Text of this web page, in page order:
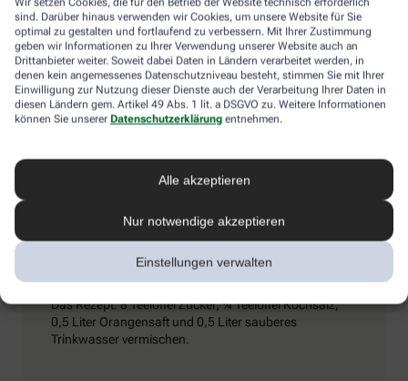
sind. Darüber hinaus verwenden wir Cookies, um unsere Website für Sie
optimal zu gestalten und fortlaufend zu verbessern. Mit Ihrer Zustimmung
geben wir Informationen zu Ihrer Verwendung unserer Website auch an
Drittanbieter weiter. Soweit dabei Daten in Ländern verarbeitet werden, in
denen kein angemessenes Datenschutzniveau besteht, stimmen Sie mit Ihrer
Einwilligung zur Nutzung dieser Dienste auch der Verarbeitung Ihrer Daten in
diesen Ländern gem. Artikel 49 Abs. 1 lit. a DSGVO zu. Weitere Informationen
können Sie unserer Datenschutzerklärung entnehmen.
Alle akzeptieren
Nur notwendige akzeptieren
Einstellungen verwalten
Umschlägen) und ihn dazu zu bewegen, kaltes Mineralwasser zu
trinken. Achtung: Schmerzmittel sind tabu – sie können den
Zustand verschlimmern.
Extra-Tipp
dass vermehrt Elektrolyte (Mineralstoffe) aus dem
Durchfall vor. Wichtig ist es dann, seinen
Elektrolythaushalt aufzubessern. Eine entsprechende
„Elektrolyt-Lösung“ kann man in Apotheken kaufen,
aber auch selbst zubereiten.
Das Rezept: 8 Teelöffel Zucker, ¾ Teelöffel Kochsalz,
0,5 Liter Orangensaft und 0,5 Liter sauberes
Trinkwasser vermischen.